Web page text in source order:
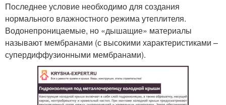
Последнее условие необходимо для создания
нормального влажностного режима утеплителя.
Водонепроницаемые, но «дышащие» материалы
называют мембранами (с высокими характеристиками –
супердиффузионными мембранами).